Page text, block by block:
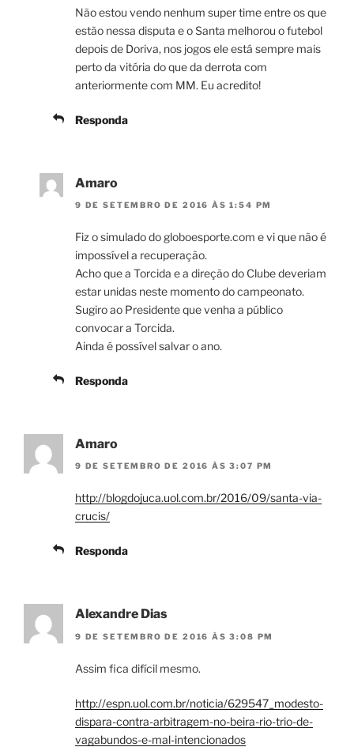
Não estou vendo nenhum super time entre os que
estão nessa disputa e o Santa melhorou o futebol
depois de Doriva, nos jogos ele está sempre mais
perto da vitória do que da derrota com
anteriormente com MM. Eu acredito!
Responda
Amaro
9 DE SETEMBRO DE 2016 ÀS 1:54 PM
Fiz o simulado do globoesporte.com e vi que não é
impossível a recuperação.
Acho que a Torcida e a direção do Clube deveriam
estar unidas neste momento do campeonato.
Sugiro ao Presidente que venha a público
convocar a Torcida.
Ainda é possível salvar o ano.
Responda
Amaro
9 DE SETEMBRO DE 2016 ÀS 3:07 PM
http://blogdojuca.uol.com.br/2016/09/santa-via-
crucis/
Responda
Alexandre Dias
9 DE SETEMBRO DE 2016 ÀS 3:08 PM
Assim fica difícil mesmo.
http://espn.uol.com.br/noticia/629547_modesto-
dispara-contra-arbitragem-no-beira-rio-trio-de-
vagabundos-e-mal-intencionados